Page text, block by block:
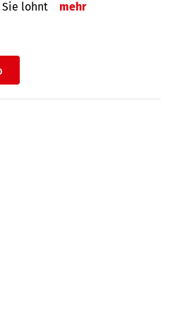
Sie lohnt
mehr